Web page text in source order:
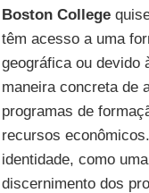
Boston College
têm acesso a uma
geográfica ou devido
maneira concreta de
programas de
recursos
identidade, como
discernimento dos